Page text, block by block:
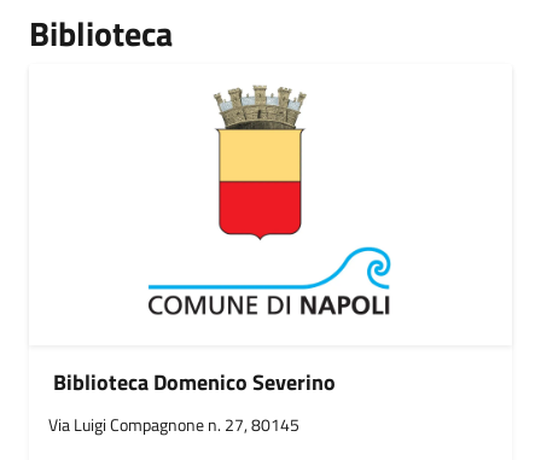
Biblioteca
Biblioteca Domenico Severino
Via Luigi Compagnone n. 27, 80145